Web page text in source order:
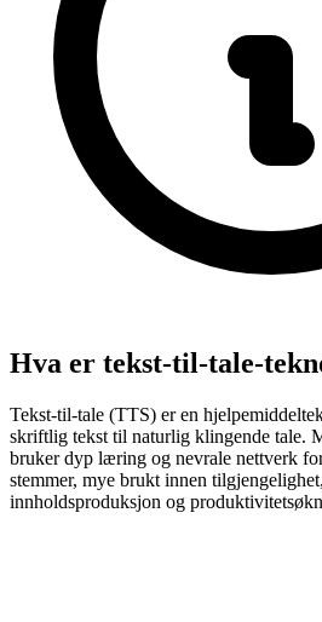
Hva er tekst-til-tale-
Tekst-til-tale (TTS) er en
skriftlig tekst til naturlig klingende tale.
bruker dyp læring og nevrale nettverk
stemmer, mye brukt innen
innholdsproduksjon og